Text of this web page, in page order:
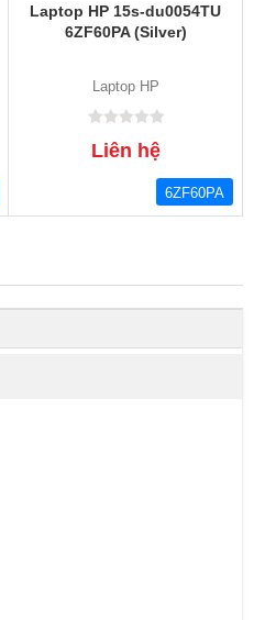
Laptop HP 15s-du0054TU
6ZF60PA (Silver)
Laptop HP
Liên hệ
6ZF60PA